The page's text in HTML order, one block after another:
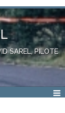
SAREL, PILOTE